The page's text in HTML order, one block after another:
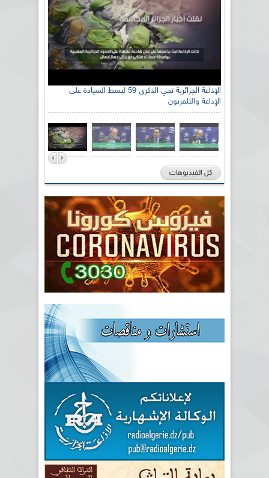
الإذاعة الجزائرية تحي الذكرى 59 لبسط السيادة على
الإذاعة والتلفزيون
رئيس اللجنة الوطنية الجزائرية للتضامن مع الشعب
الصحراوي السيد سعيد العياشي
كل الفيديوهات